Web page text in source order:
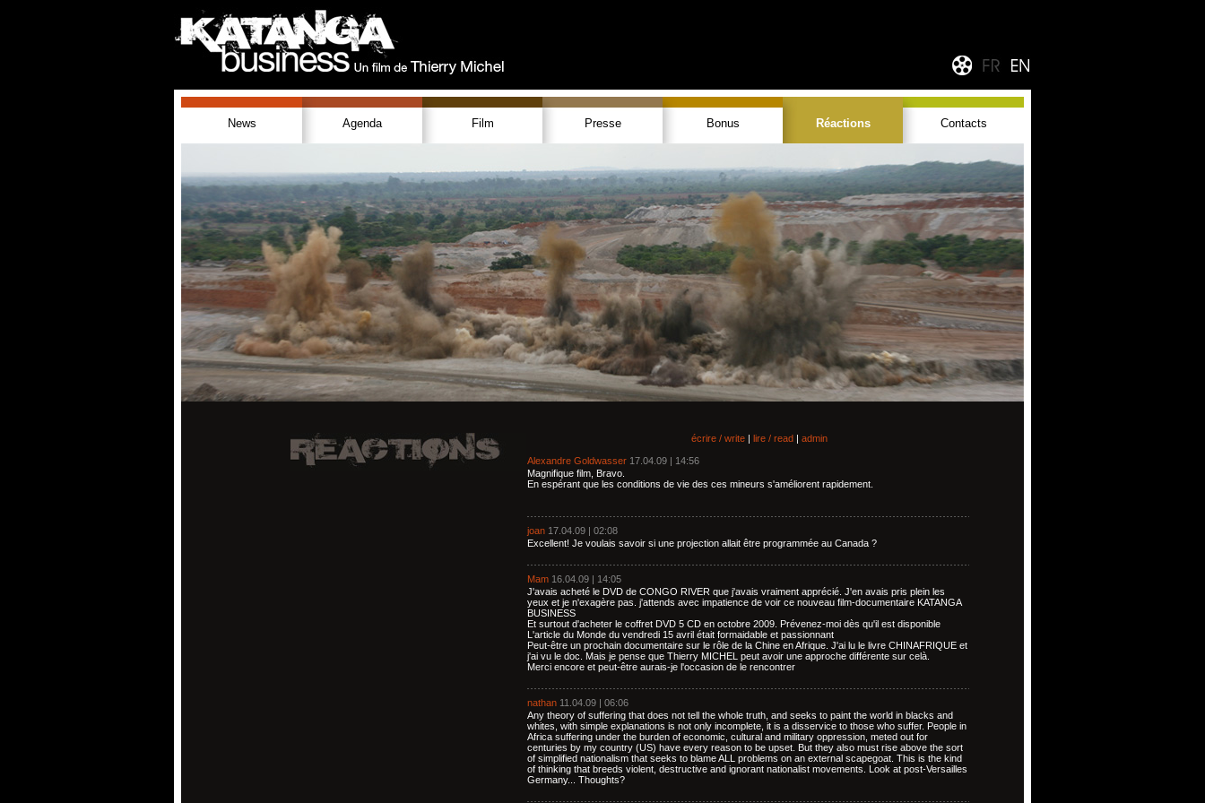
News Agenda Film Presse Bonus Réactions Contacts
écrire / write | lire / read | admin
Alexandre Goldwasser 17.04.09 | 14:56
Magnifique film, Bravo.
En espérant que les conditions de vie des ces mineurs s'améliorent rapidement.
joan 17.04.09 | 02:08
Excellent! Je voulais savoir si une projection allait être programmée au Canada ?
Mam 16.04.09 | 14:05
J'avais acheté le DVD de CONGO RIVER que j'avais vraiment apprécié. J'en avais pris plein les
yeux et je n'exagère pas. j'attends avec impatience de voir ce nouveau film-documentaire KATANGA
BUSINESS
Et surtout d'acheter le coffret DVD 5 CD en octobre 2009. Prévenez-moi dès qu'il est disponible
L'article du Monde du vendredi 15 avril était formaidable et passionnant
Peut-être un prochain documentaire sur le rôle de la Chine en Afrique. J'ai lu le livre CHINAFRIQUE et
j'ai vu le doc. Mais je pense que Thierry MICHEL peut avoir une approche différente sur celà.
Merci encore et peut-être aurais-je l'occasion de le rencontrer
nathan 11.04.09 | 06:06
Any theory of suffering that does not tell the whole truth, and seeks to paint the world in blacks and
whites, with simple explanations is not only incomplete, it is a disservice to those who suffer. People in
Africa suffering under the burden of economic, cultural and military oppression, meted out for
centuries by my country (US) have every reason to be upset. But they also must rise above the sort
of simplified nationalism that seeks to blame ALL problems on an external scapegoat. This is the kind
of thinking that breeds violent, destructive and ignorant nationalist movements. Look at post-Versailles
Germany... Thoughts?